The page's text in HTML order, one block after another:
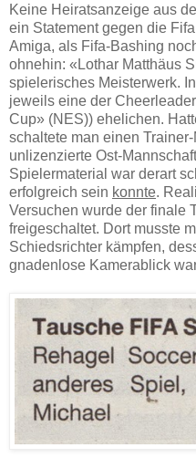
Keine Heiratsanzeige aus
ein Statement gegen die
Amiga, als Fifa-Bashing
ohnehin: «Lothar Matthäus
spielerisches Meisterwerk.
jeweils eine der
Cup» (NES)) ehelichen.
schaltete man einen
unlizenzierte Ost-
Spielermaterial war derart
erfolgreich sein konnte.
Versuchen wurde der finale
freigeschaltet. Dort musste
Schiedsrichter kämpfen,
gnadenlose Kamerablick